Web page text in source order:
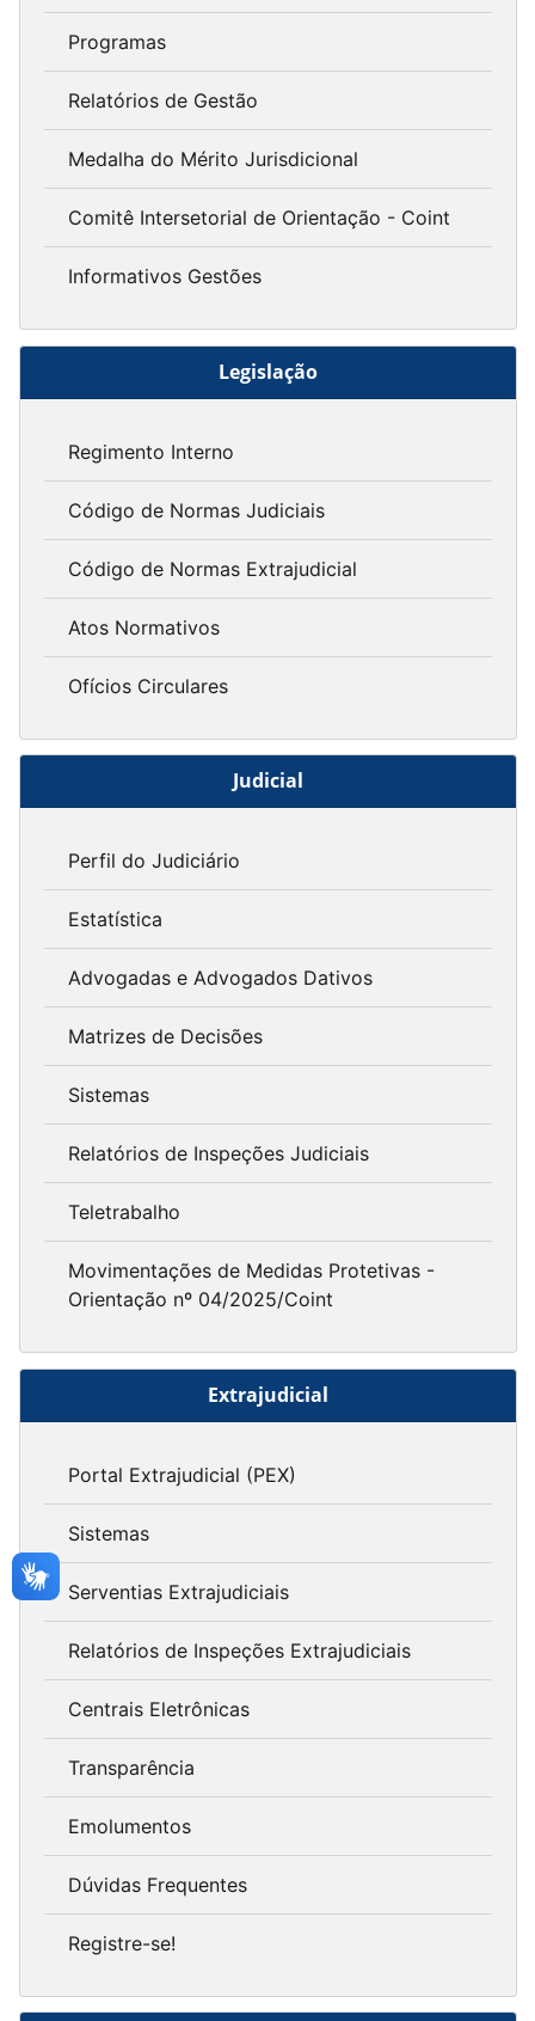
Programas
Relatórios de Gestão
Medalha do Mérito Jurisdicional
Comitê Intersetorial de Orientação - Coint
Informativos Gestões
Legislação
Regimento Interno
Código de Normas Judiciais
Código de Normas Extrajudicial
Atos Normativos
Ofícios Circulares
Judicial
Perfil do Judiciário
Estatística
Advogadas e Advogados Dativos
Matrizes de Decisões
Sistemas
Relatórios de Inspeções Judiciais
Teletrabalho
Movimentações de Medidas Protetivas -
Orientação nº 04/2025/Coint
Extrajudicial
Portal Extrajudicial (PEX)
Sistemas
Serventias Extrajudiciais
Relatórios de Inspeções Extrajudiciais
Centrais Eletrônicas
Transparência
Emolumentos
Dúvidas Frequentes
Registre-se!